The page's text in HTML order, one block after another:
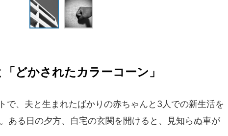
どかされたカラーコーン」
で、夫と生まれたばかりの赤ちゃんと3人での新生活を
ある日の夕方、自宅の玄関を開けると、見知らぬ車が